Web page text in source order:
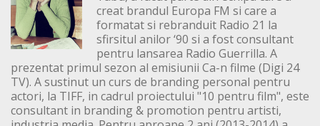
creat brandul Europa FM si care a
formatat si rebranduit Radio 21 la
sfirsitul anilor ‘90 si a fost consultant
pentru lansarea Radio Guerrilla. A
prezentat primul sezon al emisiunii Ca-n filme (Digi 24
TV). A sustinut un curs de branding personal pentru
actori, la TIFF, in cadrul proiectului "10 pentru film", este
consultant in branding & promotion pentru artisti,